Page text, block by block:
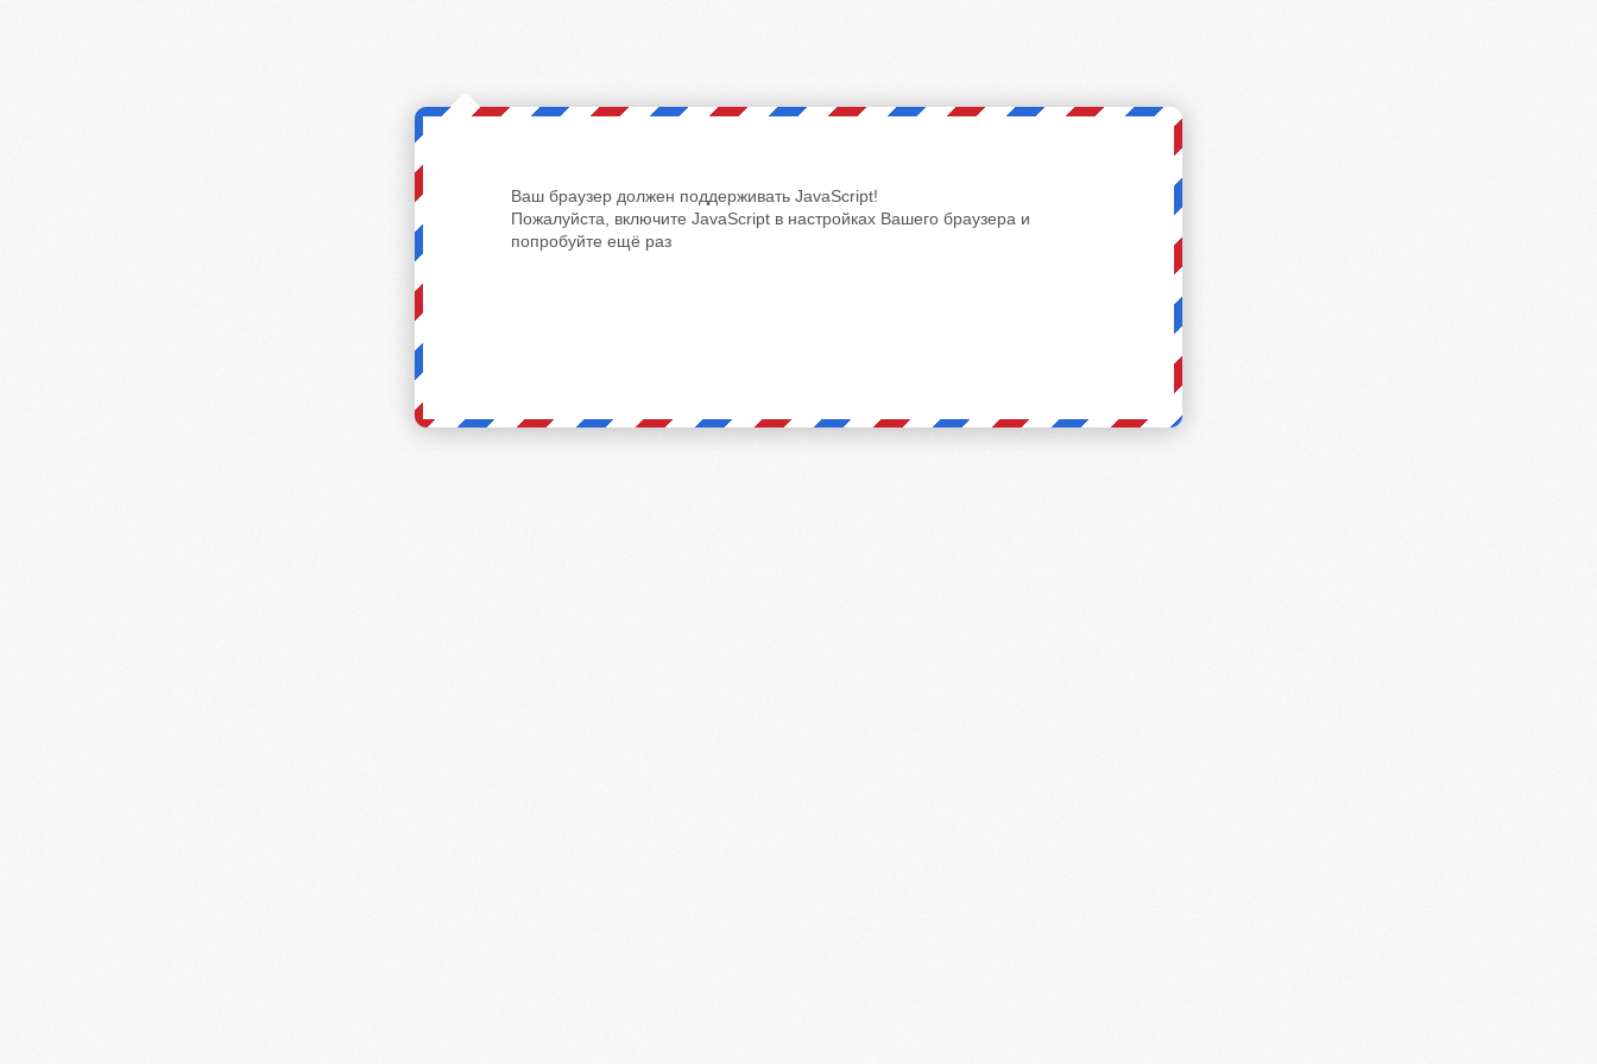
Ваш браузер должен поддерживать JavaScript!
Пожалуйста, включите JavaScript в настройках Вашего браузера и
попробуйте ещё раз